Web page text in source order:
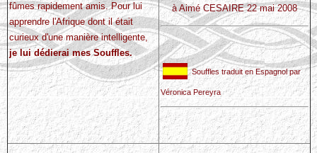
fûmes rapidement amis. Pour lui
apprendre l'Afrique dont il était
curieux d'une manière intelligente,
je lui dédierai mes Souffles.
à Aimé CESAIRE 22 mai 2008
Souffles traduit en Espagnol par
Véronica Pereyra